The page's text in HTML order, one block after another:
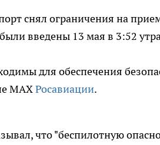
снял ограничения на
введены 13 мая в 3:52
для обеспечения
MAXРосавиации.
что "беспилотную